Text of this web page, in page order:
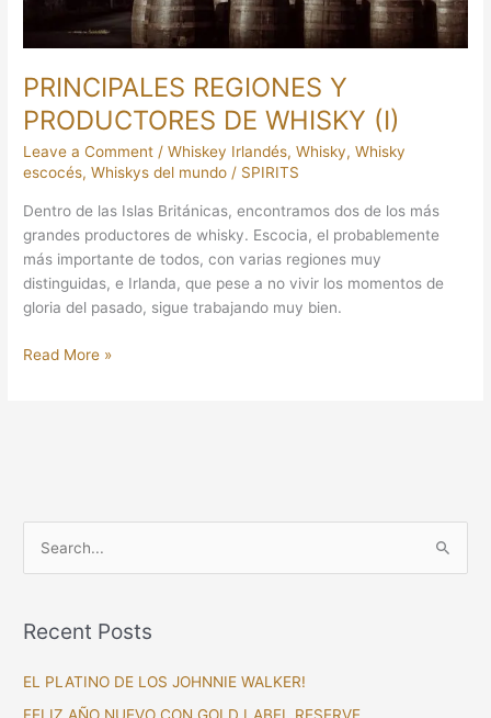
PRINCIPALES REGIONES Y
PRODUCTORES DE WHISKY (I)
Leave a Comment /Whiskey Irlandés,Whisky,Whisky
escocés,Whiskys del mundo / SPIRITS
Dentro de las Islas Británicas, encontramos dos de los más
grandes productores de whisky. Escocia, el probablemente
más importante de todos, con varias regiones muy
distinguidas, e Irlanda, que pese a no vivir los momentos de
gloria del pasado, sigue trabajando muy bien.
Read More »
rRecent Posts
EL PLATINO DE LOS JOHNNIE WALKER!